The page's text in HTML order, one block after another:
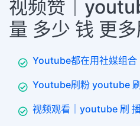
视频赞｜
量 多少 钱 更
Youtube都在用社媒组合
Youtube刷粉 youtube
视频观看｜youtube 刷